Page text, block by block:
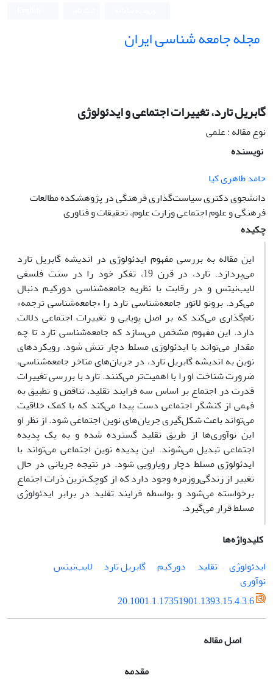
مجله جامعه شناسی ایران
گابریل تارد، تغییرات اجتماعی و ایدئولوژی
نوع مقاله : علمی
نویسنده
حامد طاهری کیا
دانشجوی دکتری سیاست‌گذاری فرهنگی در پژوهشکده مطالعات
فرهنگی و علوم اجتماعی وزارت علوم، تحقیقات و فناوری
چکیده
این مقاله به بررسی مفهوم ایدئولوژی در اندیشه گابریل تارد
می‌پردازد. تارد، در قرن 19، تفکر خود را در سنت فلسفی
لایب‌نیتس و در رقابت با نظریه جامعه‌شناسی دورکیم دنبال
می‌کرد. برونو لاتور جامعه‌شناسی تارد را «جامعه‌شناسی ترجمه»
نام‌گذاری می‌کند که بر اصل پویایی و تغییرات اجتماعی دلالت
دارد. این مفهوم‌ مشخص می‌سازد که جامعه‌شناسی تارد تا چه
مقدار می‌تواند با ایدئولوژی مسلط دچار تنش شود. رویکردهای
نوین به اندیشه گابریل تارد، در جریان‌های متاخر جامعه‌شناسی،
ضرورت شناخت او را با اهمیت‌تر می‌کنند. تارد با بررسی تغییرات
قدرت در اجتماع بر اساس سه فرایند تقلید، تناقض و تطبیق به
فهمی از کنشگر اجتماعی دست پیدا می‌کند که با کمک خلاقیت
می‌تواند باعث شکل‌گیری جریان‌های نوین اجتماعی شود. از نظر او
این نوآوری‌ها از طریق تقلید گسترده شده و به یک پدیده
اجتماعی تبدیل می‌شوند. این پدیده نوین اجتماعی می‌تواند با
ایدئولوژی مسلط دچار رویارویی شود. در نتیجه جریانی در حال
تغییر از زندگی‌روزمره وجود دارد که از کوچک‌ترین ذرات اجتماع
برخواسته می‌شود و بواسطه فرایند تقلید در برابر ایدئولوژی
مسلط قرار می‌گیرد.
کلیدواژه‌ها
ایدئولوژی
تقلید دورکیم گابریل تارد
لایب‌نیتس
نوآوری
20.1001.1.17351901.1393.15.4.3.6
اصل مقاله
مقدمه